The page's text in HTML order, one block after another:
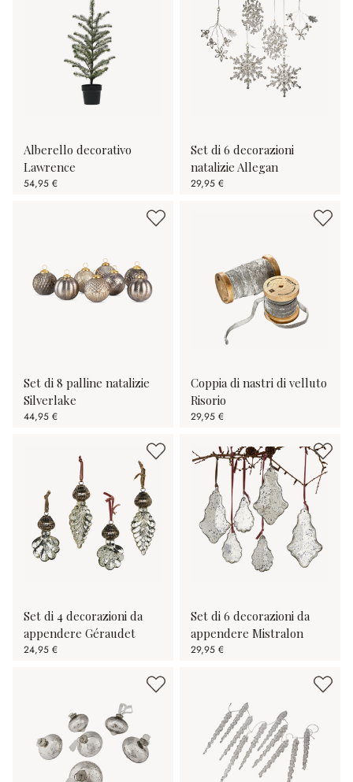
Alberello decorativo
Lawrence
54,95 €
Set di 6 decorazioni
natalizie Allegan
29,95 €
Set di 8 palline natalizie
Silverlake
44,95 €
Coppia di nastri di velluto
Risorio
29,95 €
Set di 4 decorazioni da
appendere Géraudet
24,95 €
Set di 6 decorazioni da
appendere Mistralon
29,95 €